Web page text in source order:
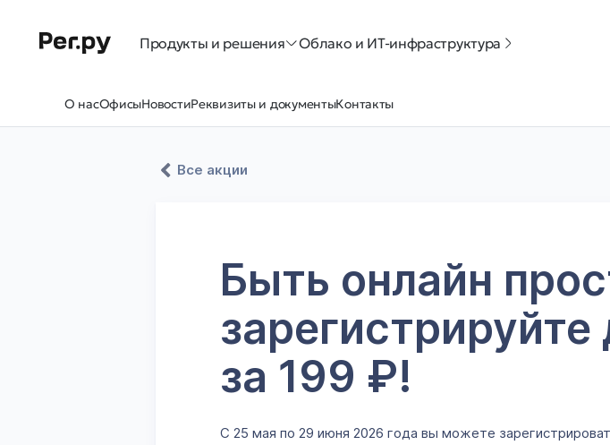
Продукты и решения Облако и ИТ-инфраструктура
О насОфисыНовостиРеквизиты и документыКонтакты
Все акции
Быть онлайн
за 199 ₽!
С 25 мая по 29 июня 2026 года вы можете